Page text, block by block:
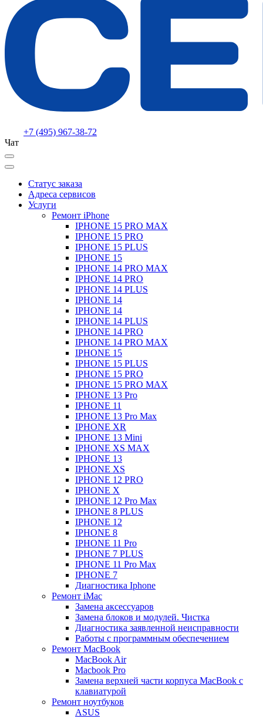
+7 (495) 967-38-72
Чат
Статус заказа
Адреса сервисов
Услуги
Ремонт iPhone
IPHONE 15 PRO MAX
IPHONE 15 PRO
IPHONE 15 PLUS
IPHONE 15
IPHONE 14 PRO MAX
IPHONE 14 PRO
IPHONE 14 PLUS
IPHONE 14
IPHONE 14
IPHONE 14 PLUS
IPHONE 14 PRO
IPHONE 14 PRO MAX
IPHONE 15
IPHONE 15 PLUS
IPHONE 15 PRO
IPHONE 15 PRO MAX
IPHONE 13 Pro
IPHONE 11
IPHONE 13 Pro Max
IPHONE XR
IPHONE 13 Mini
IPHONE XS MAX
IPHONE 13
IPHONE XS
IPHONE 12 PRO
IPHONE X
IPHONE 12 Pro Max
IPHONE 8 PLUS
IPHONE 12
IPHONE 8
IPHONE 11 Pro
IPHONE 7 PLUS
IPHONE 11 Pro Max
IPHONE 7
Диагностика Iphone
Ремонт iMac
Замена аксессуаров
Замена блоков и модулей. Чистка
Диагностика заявленной неисправности
Работы с программным обеспечением
Ремонт MacBook
MacBook Air
Macbook Pro
Замена верхней части корпуса MacBook с
клавиатурой
Ремонт ноутбуков
ASUS